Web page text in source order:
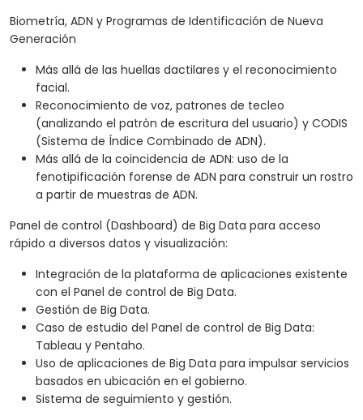
Biometría, ADN y Programas de Identificación de Nueva
Generación
Más allá de las huellas dactilares y el reconocimiento
facial.
Reconocimiento de voz, patrones de tecleo
(analizando el patrón de escritura del usuario) y CODIS
(Sistema de Índice Combinado de ADN).
Más allá de la coincidencia de ADN: uso de la
fenotipificación forense de ADN para construir un rostro
a partir de muestras de ADN.
Panel de control (Dashboard) de Big Data para acceso
rápido a diversos datos y visualización:
Integración de la plataforma de aplicaciones existente
con el Panel de control de Big Data.
Gestión de Big Data.
Caso de estudio del Panel de control de Big Data:
Tableau y Pentaho.
Uso de aplicaciones de Big Data para impulsar servicios
basados en ubicación en el gobierno.
Sistema de seguimiento y gestión.